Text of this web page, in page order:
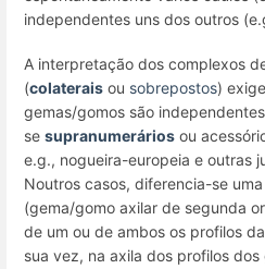
independentes uns dos outros
A interpretação dos complexos
(colaterais ou sobrepostos)
gemas/gomos são
se supranumerários ou
e.g., nogueira-europeia e outras
Noutros casos, diferencia-se
(gema/gomo axilar de segunda
de um ou de ambos os profilos
sua vez, na axila dos profilos